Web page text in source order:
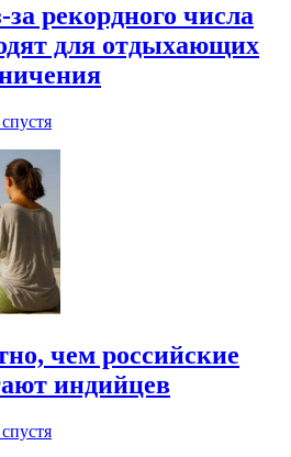
рекордного числа
для отдыхающих
чем российские
индийцев